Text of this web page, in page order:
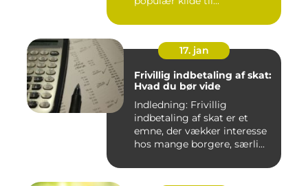
17. jan
Frivillig indbetaling af skat:
Hvad du bør vide
Indledning: Frivillig
indbetaling af skat er et
emne, der vækker interesse
hos mange borgere, særli...